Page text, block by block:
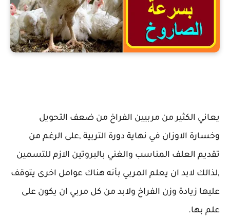
يعاني الكثير من مربيين الفراخ من ضعف التحويل
وخسارة الاوزان في نهاية دورة التربية ,على الرغم من
تقديم العلف المناسب والغني بالبروتين الازم للتسمين
,لذالك لابد ان يعلم المربي بأنه هناك عوامل اخرى يتوقف
عليها زيادة وزن الفراخ ولابد من كل مربي ان يكون على
علم بها.